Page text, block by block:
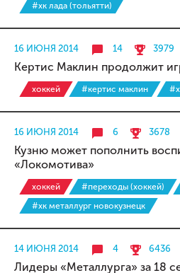
#хк лада (тольятти)
16 ИЮНЯ 2014 14 3979
Кертис Маклин продолжит
хоккей #кертис маклин
16 ИЮНЯ 2014 6 3678
Кузню может пополнить
«Локомотива»
хоккей #переходы (хоккей)
#хк металлург новокузнецк
14 ИЮНЯ 2014 4 6436
Лидеры «Металлурга» за 18